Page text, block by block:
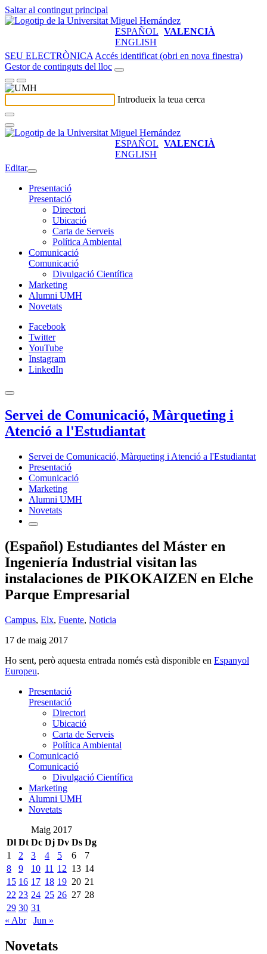
Saltar al contingut principal
ESPAÑOL VALENCIÀ
ENGLISH
SEU ELECTRÒNICA Accés identificat (obri en nova finestra)
Gestor de continguts del lloc
Introdueix la teua cerca
ESPAÑOL VALENCIÀ
ENGLISH
Editar
Presentació
Presentació
Directori
Ubicació
Carta de Serveis
Política Ambiental
Comunicació
Comunicació
Divulgació Científica
Marketing
Alumni UMH
Novetats
Facebook
Twitter
YouTube
Instagram
LinkedIn
Servei de Comunicació, Màrqueting i
Atenció a l'Estudiantat
Servei de Comunicació, Màrqueting i Atenció a l'Estudiantat
Presentació
Comunicació
Marketing
Alumni UMH
Novetats
(Español) Estudiantes del Máster en
Ingeniería Industrial visitan las
instalaciones de PIKOKAIZEN en Elche
Parque Empresarial
Campus, Elx, Fuente, Noticia
17 de maig 2017
Ho sent, però aquesta entrada només està disponible en Espanyol
Europeu.
Presentació
Presentació
Directori
Ubicació
Carta de Serveis
Política Ambiental
Comunicació
Comunicació
Divulgació Científica
Marketing
Alumni UMH
Novetats
Maig 2017
Dl Dt Dc Dj Dv Ds Dg
1
2 3 4 5 6
7
8
9 10 11 12 13 14
15 16 17 18 19 20 21
22 23 24 25 26 27 28
29 30 31
« Abr
Jun »
Novetats